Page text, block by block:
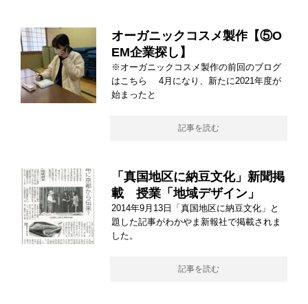
オーガニックコスメ製作【⑤O
EM企業探し】
※オーガニックコスメ製作の前回のブログ
はこちら 4月になり、新たに2021年度が
始まったと
記事を読む
「真国地区に納豆文化」新聞掲
載 授業「地域デザイン」
2014年9月13日「真国地区に納豆文化」と
題した記事がわかやま新報社で掲載されま
した。
記事を読む